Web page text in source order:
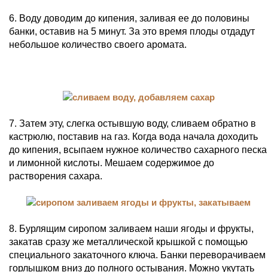
6. Воду доводим до кипения, заливая ее до половины
банки, оставив на 5 минут. За это время плоды отдадут
небольшое количество своего аромата.
7. Затем эту, слегка остывшую воду, сливаем обратно в
кастрюлю, поставив на газ. Когда вода начала доходить
до кипения, всыпаем нужное количество сахарного песка
и лимонной кислоты. Мешаем содержимое до
растворения сахара.
8. Бурлящим сиропом заливаем наши ягоды и фрукты,
закатав сразу же металлической крышкой с помощью
специального закаточного ключа. Банки переворачиваем
горлышком вниз до полного остывания. Можно укутать